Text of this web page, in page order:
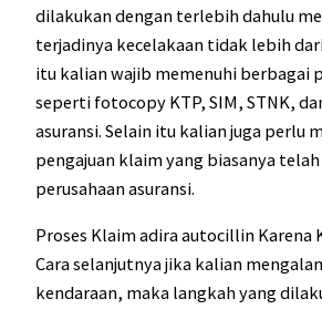
dilakukan dengan terlebih dahulu
terjadinya kecelakaan tidak lebih
itu kalian wajib memenuhi berbagai
seperti fotocopy KTP, SIM, STNK,
asuransi. Selain itu kalian juga perlu
pengajuan klaim yang biasanya
perusahaan asuransi.
Proses Klaim adira autocillin Karena
Cara selanjutnya jika kalian
kendaraan, maka langkah yang